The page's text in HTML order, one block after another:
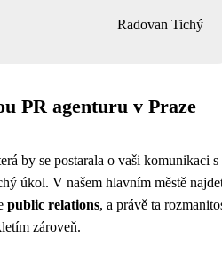
Radovan Tichý
PR agenturu v Praze
by se postarala o vaši komunikaci s
úkol. V našem hlavním městě
public relations, a právě ta
zároveň.